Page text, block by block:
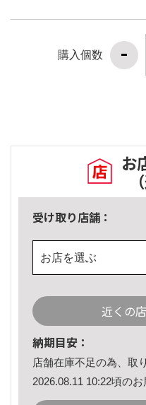
購入個数
お
受け取り店舗：
お店を選ぶ
近くの
納期目安：
店舗在庫不足の為、取
2026.08.11 10:22頃のお